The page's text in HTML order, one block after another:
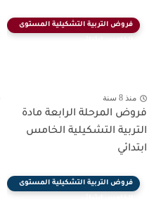
فروض التربية التشكيلية المستوى
منذ 8 سنة
فروض المرحلة الرابعة مادة
التربية التشكيلية الخامس
ابتدائي
فروض التربية التشكيلية المستوى